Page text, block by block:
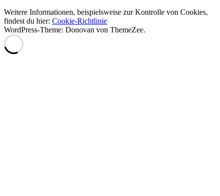
Weitere Informationen, beispielsweise zur Kontrolle von Cookies,
findest du hier: Cookie-Richtlinie
WordPress-Theme: Donovan von ThemeZee.